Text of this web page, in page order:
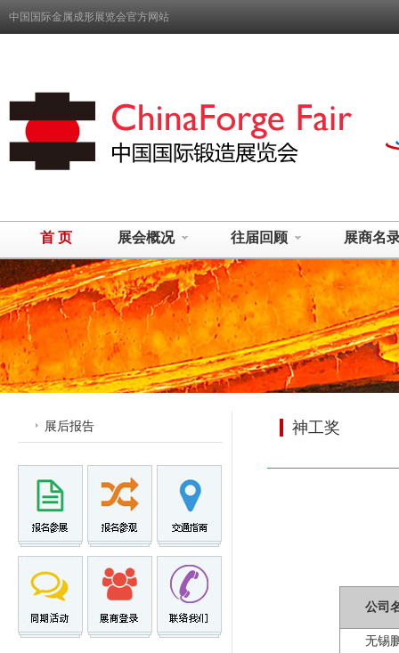
中国国际金属成形展览会官方网站
首 页 展会概况 往届回顾 展商名
展后报告 神工奖
公司
无锡